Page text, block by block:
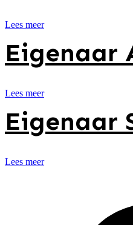
Lees meer
Eigenaar
Lees meer
Eigenaar
Lees meer